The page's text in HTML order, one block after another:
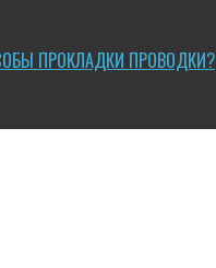
ПРОКЛАДКИ ПРОВОДКИ?